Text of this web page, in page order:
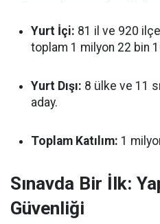
Yurt İçi: 81 il ve 920
toplam 1 milyon 22 bin
Yurt Dışı: 8 ülke ve 11
aday.
Toplam Katılım: 1
Sınavda Bir İlk:
Güvenliği